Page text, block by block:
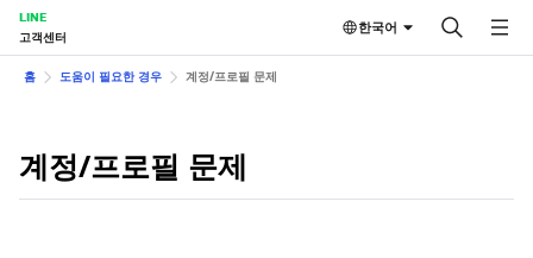
LINE
고객센터
한국어
홈 도움이 필요한 경우 계정/프로필 문제
계정/프로필 문제